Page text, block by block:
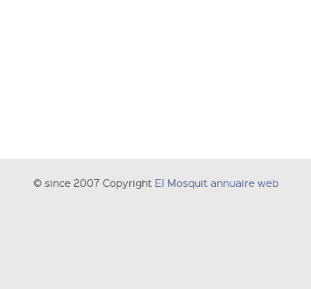
© since 2007 Copyright El Mosquit annuaire web